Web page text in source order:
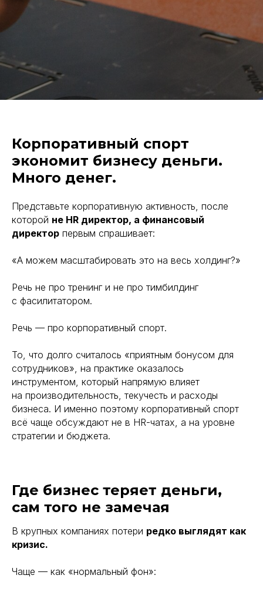
Корпоративный спорт
экономит бизнесу деньги.
Много денег.
Представьте корпоративную активность, после
которой не HR директор, а финансовый
директор первым спрашивает:
«А можем масштабировать это на весь холдинг?»
Речь не про тренинг и не про тимбилдинг
с фасилитатором.
Речь — про корпоративный спорт.
То, что долго считалось «приятным бонусом для
сотрудников», на практике оказалось
инструментом, который напрямую влияет
на производительность, текучесть и расходы
бизнеса. И именно поэтому корпоративный спорт
всё чаще обсуждают не в HR-чатах, а на уровне
стратегии и бюджета.
Где бизнес теряет деньги,
сам того не замечая
В крупных компаниях потери редко выглядят как
кризис.
Чаще — как «нормальный фон»: